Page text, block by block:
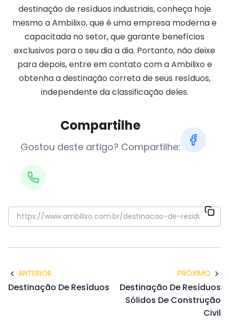
destinação de resíduos industriais, conheça hoje
mesmo a Ambilixo, que é uma empresa moderna e
capacitada no setor, que garante benefícios
exclusivos para o seu dia a dia. Portanto, não deixe
para depois, entre em contato com a Ambilixo e
obtenha a destinação correta de seus resíduos,
independente da classificação deles.
Compartilhe
Gostou deste artigo? Compartilhe:
ANTERIOR
Destinação De Resíduos
PRÓXIMO
Destinação De Resíduos
Sólidos De Construção
Civil